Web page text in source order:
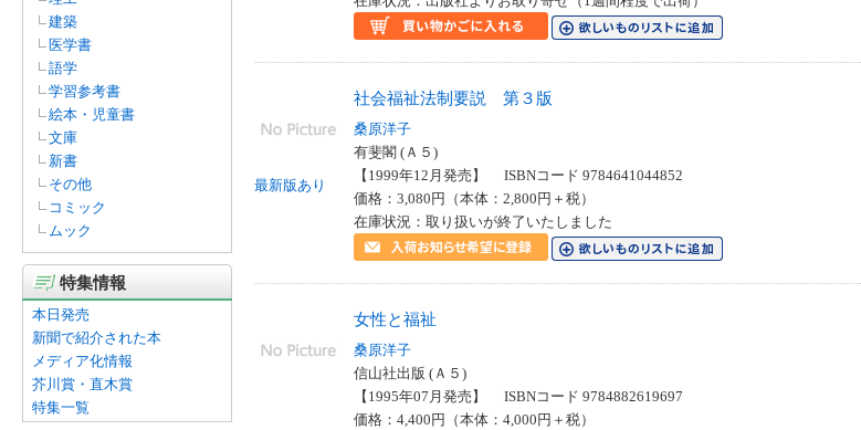
中久郎(1)
佐藤進（社会法学）(1)
秋山洋子(1)
荒木誠之(1)
高田敏(1)
ＤＫ社(1)
Ｗ．Ｅ．カヴェナー(1)
建築
医学書
語学
学習参考書
絵本・児童書
文庫
新書
その他
コミック
ムック
特集情報
本日発売
新聞で紹介された本
メディア化情報
芥川賞・直木賞
特集一覧
最新版あり
社会福祉法制要説 第３版
桑原洋子
有斐閣 (Ａ５)
【1999年12月発売】 ISBNコード 9784641044852
価格：3,080円（本体：2,800円＋税）
在庫状況：取り扱いが終了いたしました
女性と福祉
桑原洋子
信山社出版 (Ａ５)
【1995年07月発売】 ISBNコード 9784882619697
価格：4,400円（本体：4,000円＋税）